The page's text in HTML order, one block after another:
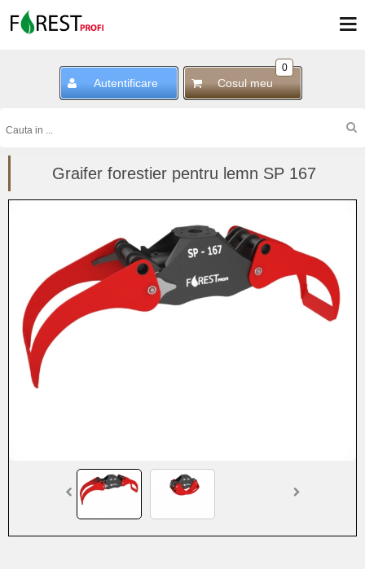
Autentificare
0
Cosul meu
Graifer forestier pentru lemn SP 167